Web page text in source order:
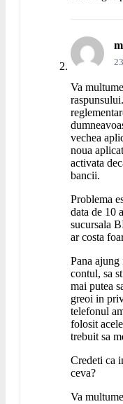
Va
vechea
noua
activata
bancii.
Problema
data de 10
sucursala
ar costa
Pana
contul, sa
mai putea
greoi in
telefonul
folosit
trebuit sa
Credeti ca
ceva?
Va